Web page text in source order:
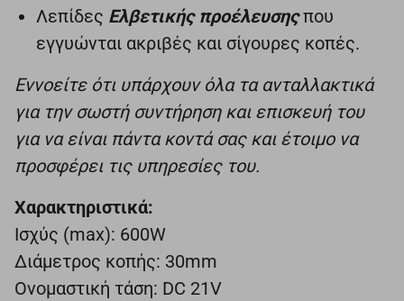
Λεπίδες Ελβετικής προέλευσηςπου
εγγυώνται ακριβές και σίγουρες κοπές.
Εννοείτε ότι υπάρχουν όλα τα ανταλλακτικά
για την σωστή συντήρηση και επισκευή του
για να είναι πάντα κοντά σας και έτοιμο να
προσφέρει τις υπηρεσίες του.
Χαρακτηριστικά:
Ισχύς (max): 600W
Διάμετρος κοπής: 30mm
Ονομαστική τάση: DC 21V